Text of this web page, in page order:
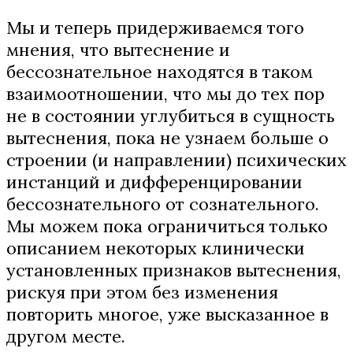
Мы и теперь придерживаемся того
мнения, что вытеснение и
бессознательное находятся в таком
взаимоотношении, что мы до тех пор
не в состоянии углубиться в сущность
вытеснения, пока не узнаем больше о
строении (и направлении) психических
инстанций и дифференцировании
бессознательного от сознательного.
Мы можем пока ограничиться только
описанием некоторых клинически
установленных признаков вытеснения,
рискуя при этом без изменения
повторить многое, уже высказанное в
другом месте.